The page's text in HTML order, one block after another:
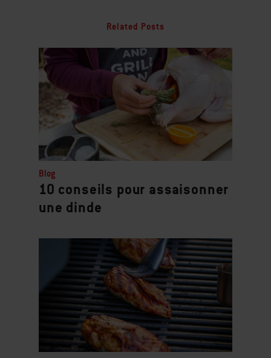
Related Posts
Blog
10 conseils pour assaisonner
une dinde